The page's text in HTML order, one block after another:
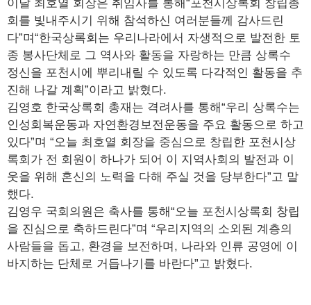
이날 최호열 회장은 취임사를 통해“포천시상록회 창립총
회를 빛내주시기 위해 참석하신 여러분들께 감사드린
다”며“한국상록회는 우리나라에서 자생적으로 발전한 토
종 봉사단체로 그 역사와 활동을 자랑하는 만큼 상록수
정신을 포천시에 뿌리내릴 수 있도록 다각적인 활동을 추
진해 나갈 계획”이라고 밝혔다.
김영호 한국상록회 총재는 격려사를 통해“우리 상록수는
인성회복운동과 자연환경보전운동을 주요 활동으로 하고
있다”며 “오늘 최호열 회장을 중심으로 창립한 포천시상
록회가 전 회원이 하나가 되어 이 지역사회의 발전과 이
웃을 위해 혼신의 노력을 다해 주실 것을 당부한다”고 말
했다.
김영우 국회의원은 축사를 통해“오늘 포천시상록회 창립
을 진심으로 축하드린다”며 “우리지역의 소외된 계층의
사람들을 돕고, 환경을 보전하며, 나라와 인류 공영에 이
바지하는 단체로 거듭나기를 바란다”고 밝혔다.